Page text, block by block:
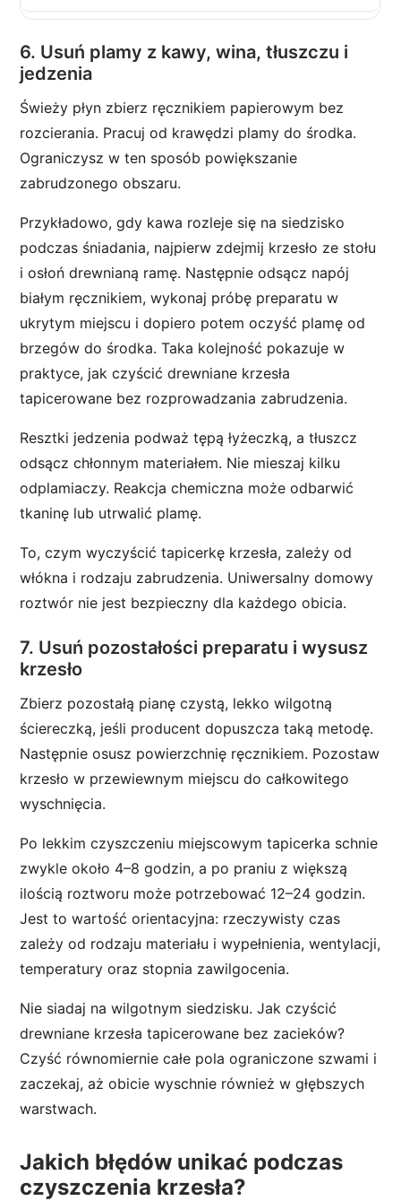
6. Usuń plamy z kawy, wina, tłuszczu i
jedzenia
Świeży płyn zbierz ręcznikiem papierowym bez
rozcierania. Pracuj od krawędzi plamy do środka.
Ograniczysz w ten sposób powiększanie
zabrudzonego obszaru.
Przykładowo, gdy kawa rozleje się na siedzisko
podczas śniadania, najpierw zdejmij krzesło ze stołu
i osłoń drewnianą ramę. Następnie odsącz napój
białym ręcznikiem, wykonaj próbę preparatu w
ukrytym miejscu i dopiero potem oczyść plamę od
brzegów do środka. Taka kolejność pokazuje w
praktyce, jak czyścić drewniane krzesła
tapicerowane bez rozprowadzania zabrudzenia.
Resztki jedzenia podważ tępą łyżeczką, a tłuszcz
odsącz chłonnym materiałem. Nie mieszaj kilku
odplamiaczy. Reakcja chemiczna może odbarwić
tkaninę lub utrwalić plamę.
To, czym wyczyścić tapicerkę krzesła, zależy od
włókna i rodzaju zabrudzenia. Uniwersalny domowy
roztwór nie jest bezpieczny dla każdego obicia.
7. Usuń pozostałości preparatu i wysusz
krzesło
Zbierz pozostałą pianę czystą, lekko wilgotną
ściereczką, jeśli producent dopuszcza taką metodę.
Następnie osusz powierzchnię ręcznikiem. Pozostaw
krzesło w przewiewnym miejscu do całkowitego
wyschnięcia.
Po lekkim czyszczeniu miejscowym tapicerka schnie
zwykle około 4–8 godzin, a po praniu z większą
ilością roztworu może potrzebować 12–24 godzin.
Jest to wartość orientacyjna: rzeczywisty czas
zależy od rodzaju materiału i wypełnienia, wentylacji,
temperatury oraz stopnia zawilgocenia.
Nie siadaj na wilgotnym siedzisku. Jak czyścić
drewniane krzesła tapicerowane bez zacieków?
Czyść równomiernie całe pola ograniczone szwami i
zaczekaj, aż obicie wyschnie również w głębszych
warstwach.
Jakich błędów unikać podczas
czyszczenia krzesła?